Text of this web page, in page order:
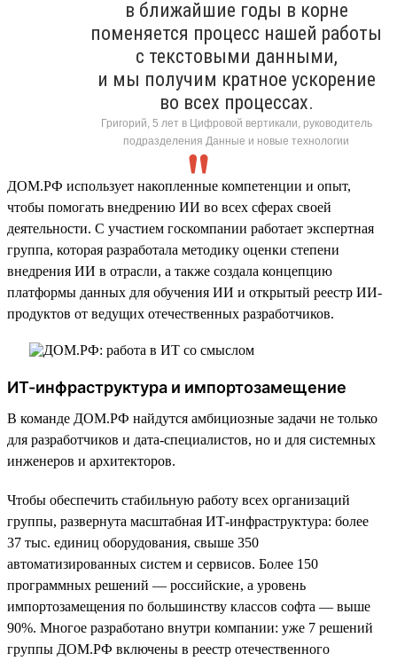
в ближайшие годы в корне
поменяется процесс нашей работы
с текстовыми данными,
и мы получим кратное ускорение
во всех процессах.
Григорий, 5 лет в Цифровой вертикали, руководитель
подразделения Данные и новые технологии
ДОМ.РФ использует накопленные компетенции и опыт,
чтобы помогать внедрению ИИ во всех сферах своей
деятельности. С участием госкомпании работает экспертная
группа, которая разработала методику оценки степени
внедрения ИИ в отрасли, а также создала концепцию
платформы данных для обучения ИИ и открытый реестр ИИ-
продуктов от ведущих отечественных разработчиков.
ИТ-инфраструктура и импортозамещение
В команде ДОМ.РФ найдутся амбициозные задачи не только
для разработчиков и дата-специалистов, но и для системных
инженеров и архитекторов.
Чтобы обеспечить стабильную работу всех организаций
группы, развернута масштабная ИТ-инфраструктура: более
37 тыс. единиц оборудования, свыше 350
автоматизированных систем и сервисов. Более 150
программных решений — российские, а уровень
импортозамещения по большинству классов софта — выше
90%. Многое разработано внутри компании: уже 7 решений
группы ДОМ.РФ включены в реестр отечественного